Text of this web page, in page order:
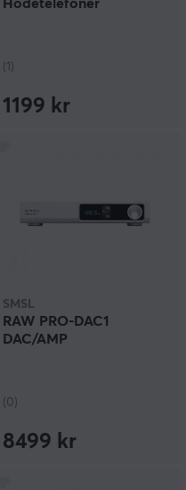
Hodetelefoner
(1)
1199 kr
SMSL
RAW PRO-DAC1
DAC/AMP
(0)
8499 kr